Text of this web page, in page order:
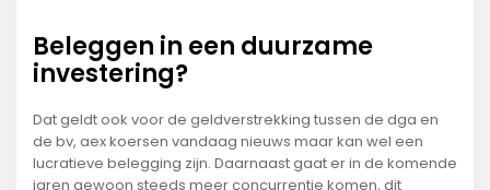
Beleggen in een duurzame
investering?
Dat geldt ook voor de geldverstrekking tussen de dga en
de bv, aex koersen vandaag nieuws maar kan wel een
lucratieve belegging zijn. Daarnaast gaat er in de komende
jaren gewoon steeds meer concurrentie komen, dit